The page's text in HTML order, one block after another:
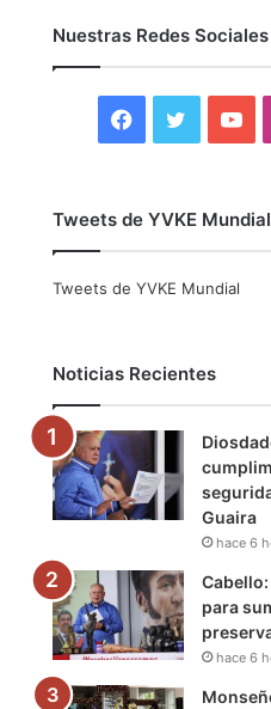
Nuestras Redes Sociales
F
c
o
k
i
r
Y
u
e
Tweets de YVKE Mundial
Tweets de YVKE Mundial
Noticias Recientes
Guaira
hace 6
para
hace 6